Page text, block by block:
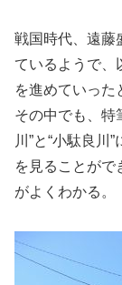
戦国時代、遠藤
ているようで、
を進めていった
その中でも、特
川”と“小駄良川
を見ることがで
がよくわかる。